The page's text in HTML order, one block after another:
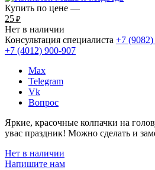
Купить по цене —
25 ₽
Нет в наличии
Консультация специалиста +7 (9082)
+7 (4012) 900-907
Max
Telegram
Vk
Вопрос
Яркие, красочные колпачки на
увас праздник! Можно сделать и
Нет в наличии
Напишите нам